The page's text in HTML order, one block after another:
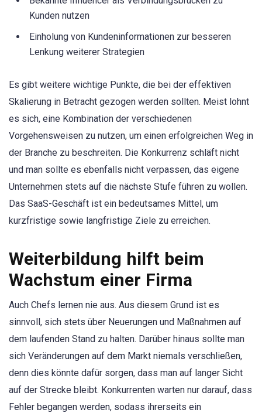
Kunden nutzen
Einholung von Kundeninformationen zur besseren
Lenkung weiterer Strategien
Es gibt weitere wichtige Punkte, die bei der effektiven
Skalierung in Betracht gezogen werden sollten. Meist lohnt
es sich, eine Kombination der verschiedenen
Vorgehensweisen zu nutzen, um einen erfolgreichen Weg in
der Branche zu beschreiten. Die Konkurrenz schläft nicht
und man sollte es ebenfalls nicht verpassen, das eigene
Unternehmen stets auf die nächste Stufe führen zu wollen.
Das SaaS-Geschäft ist ein bedeutsames Mittel, um
kurzfristige sowie langfristige Ziele zu erreichen.
Weiterbildung hilft beim
Wachstum einer Firma
Auch Chefs lernen nie aus. Aus diesem Grund ist es
sinnvoll, sich stets über Neuerungen und Maßnahmen auf
dem laufenden Stand zu halten. Darüber hinaus sollte man
sich Veränderungen auf dem Markt niemals verschließen,
denn dies könnte dafür sorgen, dass man auf langer Sicht
auf der Strecke bleibt. Konkurrenten warten nur darauf, dass
Fehler begangen werden, sodass ihrerseits ein